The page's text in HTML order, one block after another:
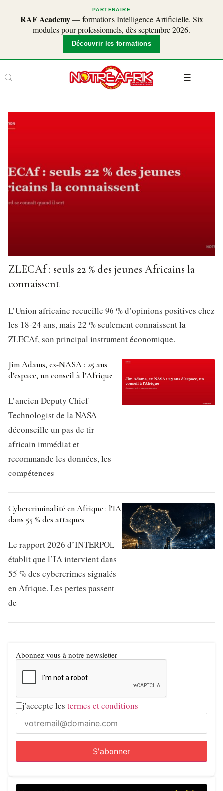
PARTENAIRE
RAF Academy— formations Intelligence Artificielle. Six
modules pour professionnels, dès septembre 2026.
Découvrir les formations
ZLECAf : seuls 22 % des jeunes Africains la
connaissent
L’Union africaine recueille 96 % d’opinions positives chez
les 18-24 ans, mais 22 % seulement connaissent la
ZLECAf, son principal instrument économique.
Jim Adams, ex-NASA : 25 ans
d’espace, un conseil à l’Afrique
L’ancien Deputy Chief
Technologist de la NASA
déconseille un pas de tir
africain immédiat et
recommande les données, les
compétences
Cybercriminalité en Afrique : l’IA
dans 55 % des attaques
Le rapport 2026 d’INTERPOL
établit que l’IA intervient dans
55 % des cybercrimes signalés
en Afrique. Les pertes passent
de
Abonnez vous à notre newsletter
j'accepte les termes et conditions